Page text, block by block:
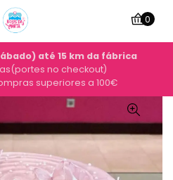
até 15 km da fábrica
no checkout)
superiores a 100€
0